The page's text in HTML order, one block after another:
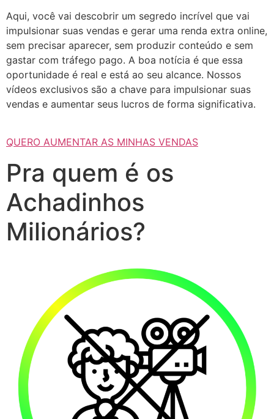
Aqui, você vai descobrir um segredo incrível que vai
impulsionar suas vendas e gerar uma renda extra online,
sem precisar aparecer, sem produzir conteúdo e sem
gastar com tráfego pago. A boa notícia é que essa
oportunidade é real e está ao seu alcance. Nossos
vídeos exclusivos são a chave para impulsionar suas
vendas e aumentar seus lucros de forma significativa.
QUERO AUMENTAR AS MINHAS VENDAS
Pra quem é os
Achadinhos
Milionários?